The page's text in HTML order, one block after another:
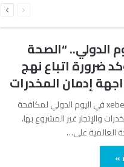
الصفحةالصفحة
الدولي.. “الصحة
ضرورة اتباع نهج
إدمان المخدرات
آفرين علو ـ xeber24.net في اليوم الدولي لمكافحة
والإتجار غير المشروع بها،
على…
»